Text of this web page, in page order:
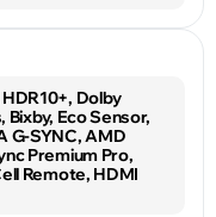
Dolby
Bixby, Eco Sensor,
G-SYNC, AMD
Premium Pro,
Remote, HDMI